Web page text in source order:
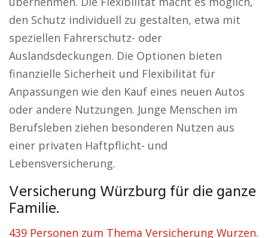
den Schutz individuell zu gestalten, etwa mit
speziellen Fahrerschutz- oder
Auslandsdeckungen. Die Optionen bieten
finanzielle Sicherheit und Flexibilität für
Anpassungen wie den Kauf eines neuen Autos
oder andere Nutzungen. Junge Menschen im
Berufsleben ziehen besonderen Nutzen aus
einer privaten Haftpflicht- und
Lebensversicherung.
Versicherung Würzburg für die ganze
Familie.
439 Personen zum Thema Versicherung Wurzen.